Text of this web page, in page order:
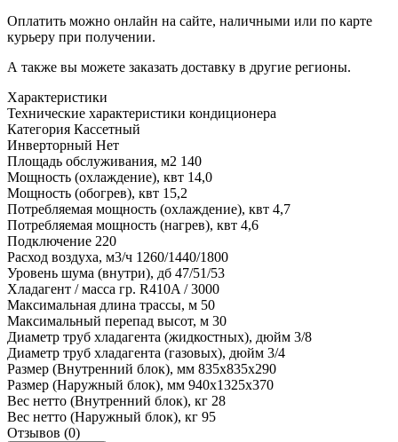
Оплатить можно онлайн на сайте, наличными или по карте
курьеру при получении.
А также вы можете заказать доставку в другие регионы.
Характеристики
Технические характеристики кондиционера
Категория Кассетный
Инверторный Нет
Площадь обслуживания, м2 140
Мощность (охлаждение), квт 14,0
Мощность (обогрев), квт 15,2
Потребляемая мощность (охлаждение), квт 4,7
Потребляемая мощность (нагрев), квт 4,6
Подключение 220
Расход воздуха, м3/ч 1260/1440/1800
Уровень шума (внутри), дб 47/51/53
Хладагент / масса гр. R410A / 3000
Максимальная длина трассы, м 50
Максимальный перепад высот, м 30
Диаметр труб хладагента (жидкостных), дюйм 3/8
Диаметр труб хладагента (газовых), дюйм 3/4
Размер (Внутренний блок), мм 835x835x290
Размер (Наружный блок), мм 940x1325x370
Вес нетто (Внутренний блок), кг 28
Вес нетто (Наружный блок), кг 95
Отзывов (0)